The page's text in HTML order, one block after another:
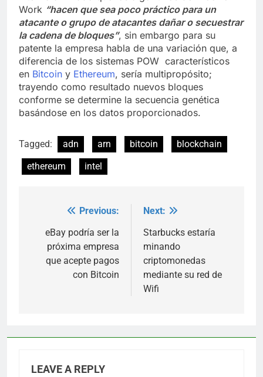
Work “hacen que sea poco práctico para un
atacante o grupo de atacantes dañar o secuestrar
la cadena de bloques”, sin embargo para su
patente la empresa habla de una variación que, a
diferencia de los sistemas POW característicos
en Bitcoin y Ethereum, sería multipropósito;
trayendo como resultado nuevos bloques
conforme se determine la secuencia genética
basándose en los datos proporcionados.
Tagged: adn arn bitcoin
blockchain
ethereum
intel
navigation
Previous:
eBay podría ser la
próxima empresa
que acepte pagos
con Bitcoin
Next:
Starbucks estaría
minando
criptomonedas
mediante su red de
Wifi
LEAVE A REPLY